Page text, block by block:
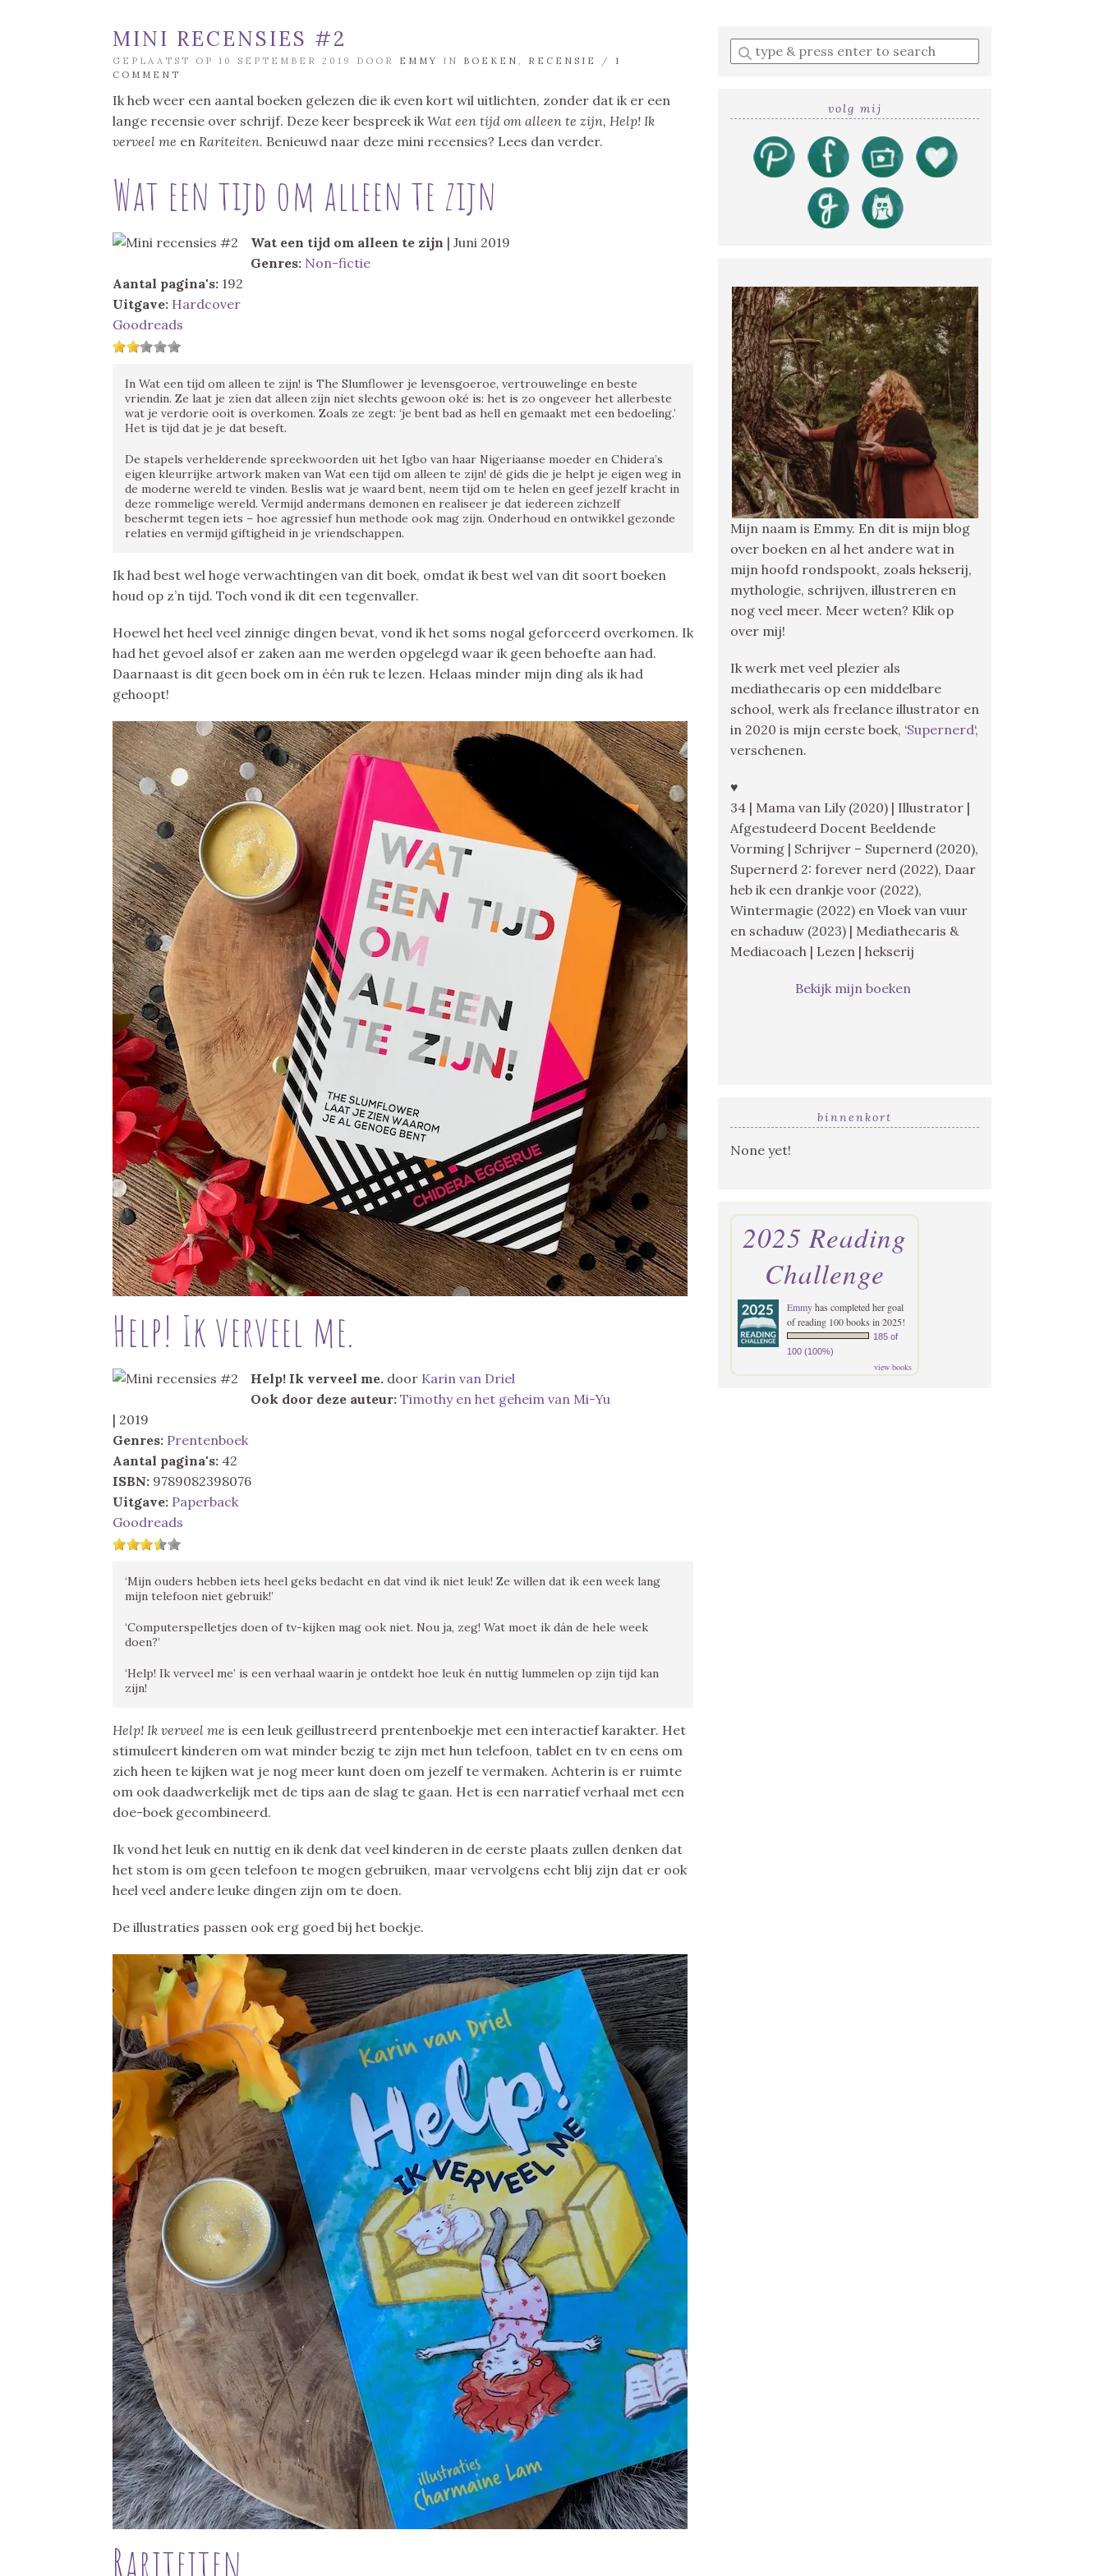
MINI RECENSIES #2
GEPLAATST OP 10 SEPTEMBER 2019 DOOR EMMY IN BOEKEN , RECENSIE / 1
COMMENT
Ik heb weer een aantal boeken gelezen die ik even kort wil uitlichten, zonder dat ik er een
lange recensie over schrijf. Deze keer bespreek ikWat een tijd om alleen te zijn, Help! Ik
verveel me en Rariteiten. Benieuwd naar deze mini recensies? Lees dan verder.
Wat een tijd om alleen te zijn
Wat een tijd om alleen te zijn | Juni 2019
Genres: Non-fictie
Aantal pagina's: 192
Uitgave: Hardcover
Goodreads
In Wat een tijd om alleen te zijn! is The Slumflower je levensgoeroe, vertrouwelinge en beste
vriendin. Ze laat je zien dat alleen zijn niet slechts gewoon oké is: het is zo ongeveer het allerbeste
wat je verdorie ooit is overkomen. Zoals ze zegt: ‘je bent bad as hell en gemaakt met een bedoeling.’
Het is tijd dat je je dat beseft.
De stapels verhelderende spreekwoorden uit het Igbo van haar Nigeriaanse moeder en Chidera’s
eigen kleurrijke artwork maken van Wat een tijd om alleen te zijn! dé gids die je helpt je eigen weg in
de moderne wereld te vinden. Beslis wat je waard bent, neem tijd om te helen en geef jezelf kracht in
deze rommelige wereld. Vermijd andermans demonen en realiseer je dat iedereen zichzelf
beschermt tegen iets – hoe agressief hun methode ook mag zijn. Onderhoud en ontwikkel gezonde
relaties en vermijd giftigheid in je vriendschappen.
Ik had best wel hoge verwachtingen van dit boek, omdat ik best wel van dit soort boeken
houd op z’n tijd. Toch vond ik dit een tegenvaller.
Hoewel het heel veel zinnige dingen bevat, vond ik het soms nogal geforceerd overkomen. Ik
had het gevoel alsof er zaken aan me werden opgelegd waar ik geen behoefte aan had.
Daarnaast is dit geen boek om in één ruk te lezen. Helaas minder mijn ding als ik had
gehoopt!
Help! Ik verveel me.
Help! Ik verveel me. door Karin van Driel
Ook door deze auteur: Timothy en het geheim van Mi-Yu
| 2019
Genres: Prentenboek
Aantal pagina's: 42
ISBN: 9789082398076
Uitgave: Paperback
Goodreads
‘Mijn ouders hebben iets heel geks bedacht en dat vind ik niet leuk! Ze willen dat ik een week lang
mijn telefoon niet gebruik!’
‘Computerspelletjes doen of tv-kijken mag ook niet. Nou ja, zeg! Wat moet ik dán de hele week
doen?’
‘Help! Ik verveel me’ is een verhaal waarin je ontdekt hoe leuk én nuttig lummelen op zijn tijd kan
zijn!
Help! Ik verveel me is een leuk geillustreerd prentenboekje met een interactief karakter. Het
stimuleert kinderen om wat minder bezig te zijn met hun telefoon, tablet en tv en eens om
zich heen te kijken wat je nog meer kunt doen om jezelf te vermaken. Achterin is er ruimte
om ook daadwerkelijk met de tips aan de slag te gaan. Het is een narratief verhaal met een
doe-boek gecombineerd.
Ik vond het leuk en nuttig en ik denk dat veel kinderen in de eerste plaats zullen denken dat
het stom is om geen telefoon te mogen gebruiken, maar vervolgens echt blij zijn dat er ook
heel veel andere leuke dingen zijn om te doen.
De illustraties passen ook erg goed bij het boekje.
Rariteiten
Enter
a
volg mij
Mijn naam is Emmy. En dit is mijn blog
over boeken en al het andere wat in
mijn hoofd rondspookt, zoals hekserij,
mythologie, schrijven, illustreren en
nog veel meer. Meer weten? Klik op
over mij!
Ik werk met veel plezier als
mediathecaris op een middelbare
school, werk als freelance illustrator en
in 2020 is mijn eerste boek, ‘Supernerd‘,
verschenen.
♥
34 | Mama van Lily (2020) | Illustrator |
Afgestudeerd Docent Beeldende
Vorming | Schrijver – Supernerd (2020),
Supernerd 2: forever nerd (2022), Daar
heb ik een drankje voor (2022),
Wintermagie (2022) en Vloek van vuur
en schaduw (2023) | Mediathecaris &
Mediacoach | Lezen | hekserij
Bekijk mijn boeken
binnenkort
None yet!
2025 Reading
Challenge
Emmyhas completed her goal
of reading 100 books in 2025!
185 of
100 (100%)
view books